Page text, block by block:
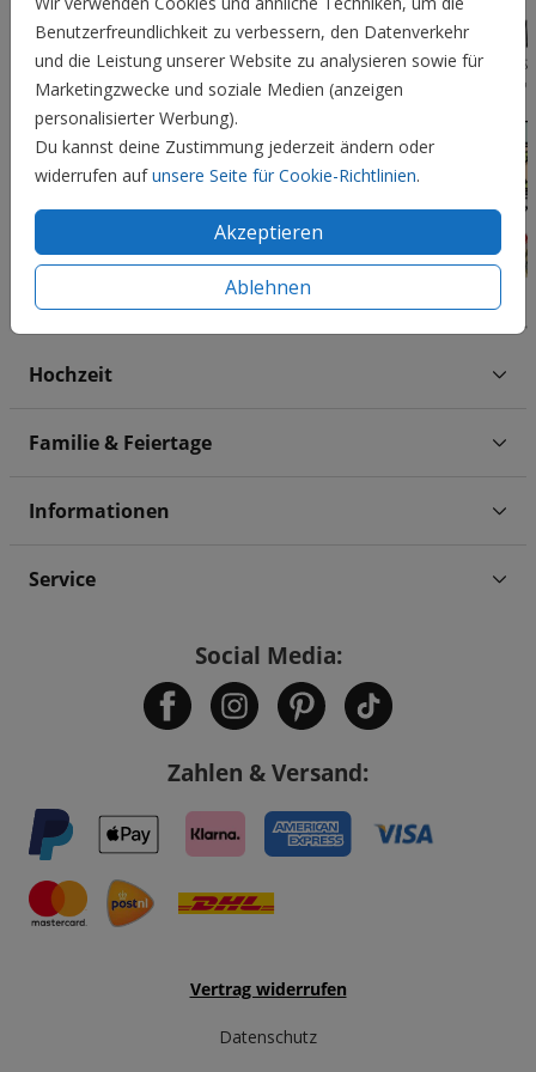
Benutzerfreundlichkeit zu verbessern, den Datenverkehr
und die Leistung unserer Website zu analysieren sowie für
Marketingzwecke und soziale Medien (anzeigen
personalisierter Werbung).
Du kannst deine Zustimmung jederzeit ändern oder
widerrufen aufunsere Seite für Cookie-Richtlinien.
Akzeptieren
Ablehnen
Hochzeit
Familie & Feiertage
Informationen
Service
Social Media:
Zahlen & Versand:
Vertrag widerrufen
Datenschutz